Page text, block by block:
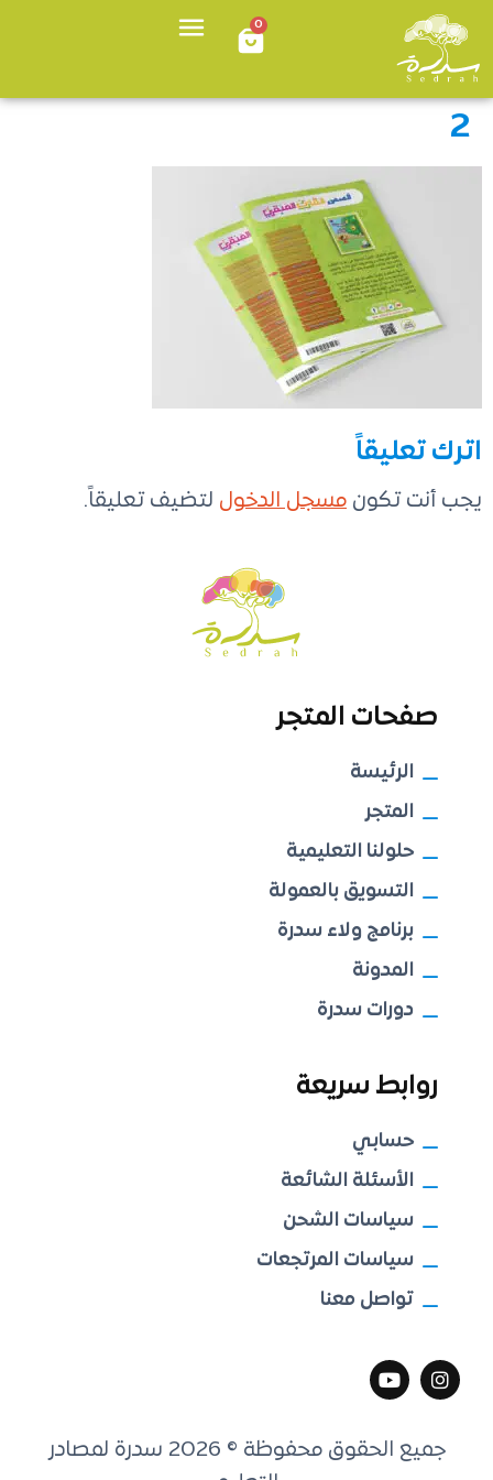
0
2
اترك تعليقاً
يجب أنت تكون مسجل الدخول لتضيف تعليقاً.
صفحات المتجر
الرئيسة
المتجر
حلولنا التعليمية
التسويق بالعمولة
برنامج ولاء سدرة
المدونة
دورات سدرة
روابط سريعة
حسابي
الأسئلة الشائعة
سياسات الشحن
سياسات المرتجعات
تواصل معنا
جميع الحقوق محفوظة © 2026 سدرة لمصادر